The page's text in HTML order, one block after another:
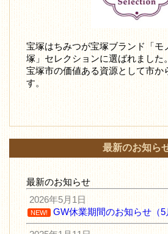
宝塚はちみつが宝塚ブランド「
塚」セレクションに選ばれました
宝塚市の価値ある資源として市か
す。
最新のお知ら
最新のお知らせ
2026年5月1日
NEW! GW休業期間のお知らせ（5